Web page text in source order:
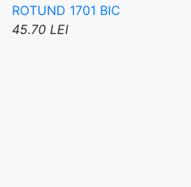
ROTUND 1701 BIC
45.70 LEI